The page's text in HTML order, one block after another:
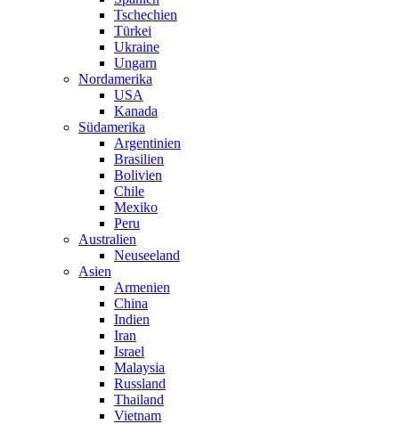
Tschechien
Türkei
Ukraine
Ungarn
Nordamerika
USA
Kanada
Südamerika
Argentinien
Brasilien
Bolivien
Chile
Mexiko
Peru
Australien
Neuseeland
Asien
Armenien
China
Indien
Iran
Israel
Malaysia
Russland
Thailand
Vietnam